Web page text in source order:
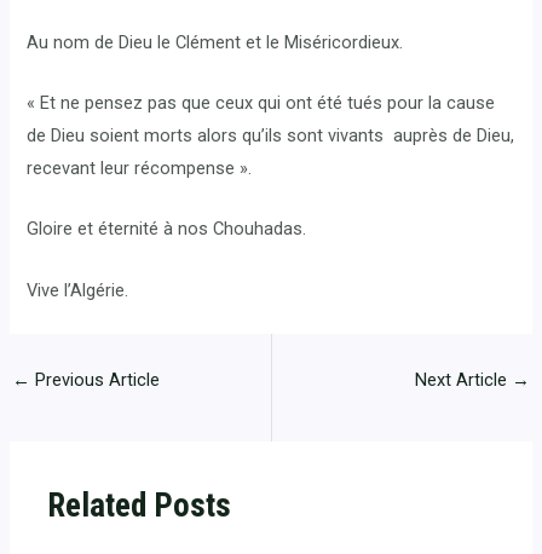
Au nom de Dieu le Clément et le Miséricordieux.
« Et ne pensez pas que ceux qui ont été tués pour la cause
de Dieu soient morts alors qu’ils sont vivants auprès de Dieu,
recevant leur récompense ».
Gloire et éternité à nos Chouhadas.
Vive l’Algérie.
← Previous Article Next Article →
Related Posts